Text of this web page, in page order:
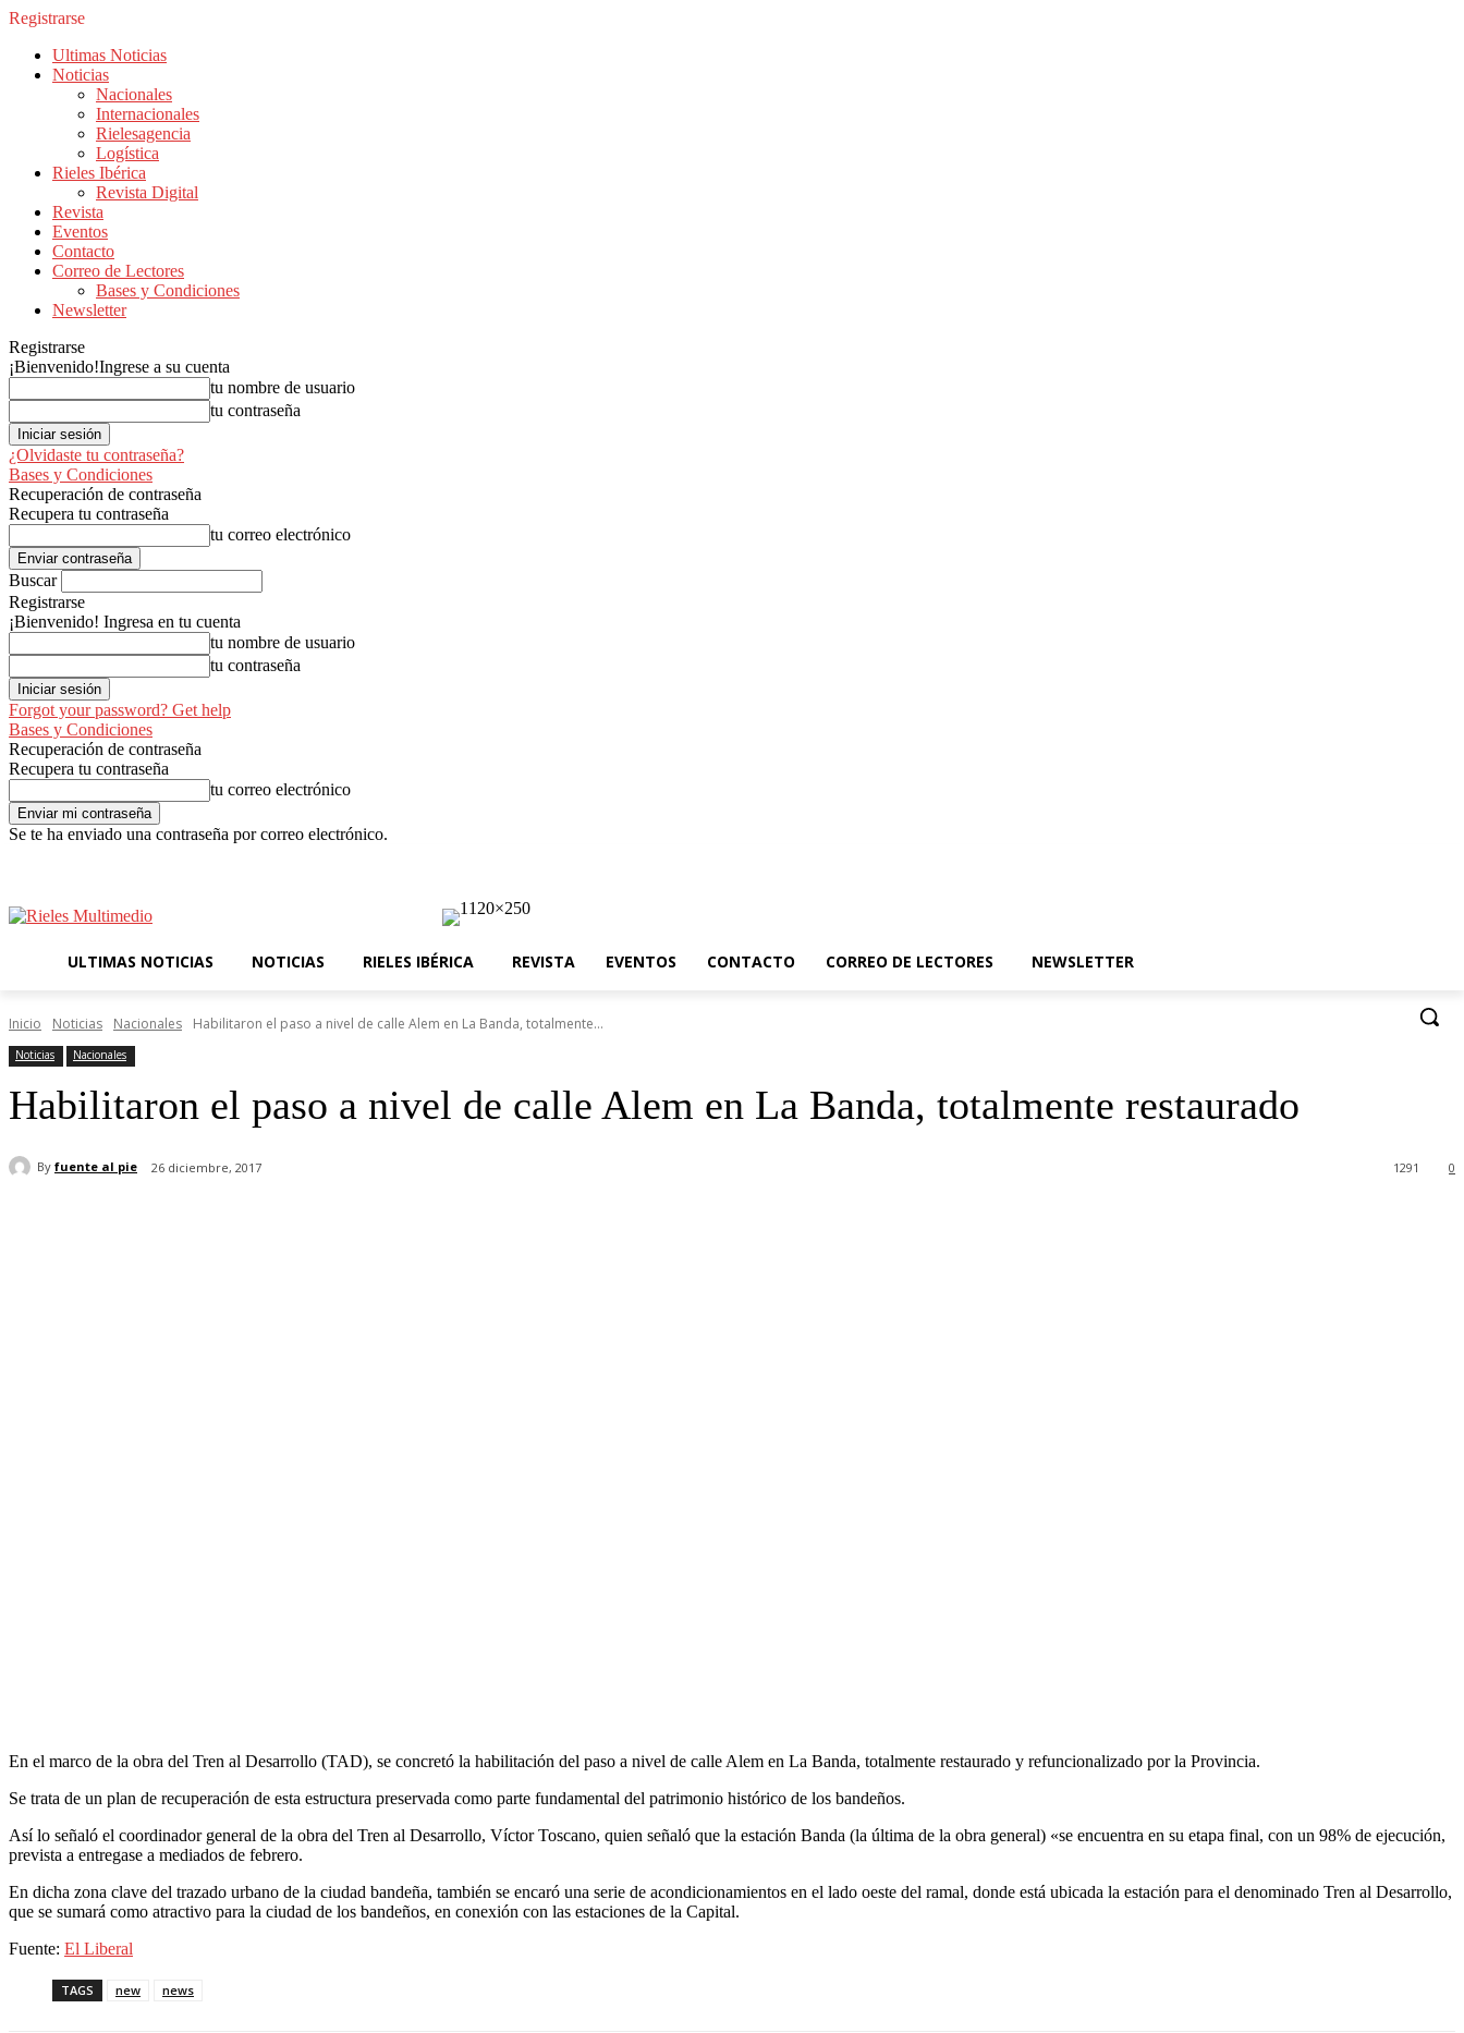
Registrarse
Ultimas Noticias
Noticias
Nacionales
Internacionales
Rielesagencia
Logística
Rieles Ibérica
Revista Digital
Revista
Eventos
Contacto
Correo de Lectores
Bases y Condiciones
Newsletter
Registrarse
¡Bienvenido!Ingrese a su cuenta
tu nombre de usuario
tu contraseña
¿Olvidaste tu contraseña?
Bases y Condiciones
Recuperación de contraseña
Recupera tu contraseña
tu correo electrónico
Buscar
Registrarse
¡Bienvenido! Ingresa en tu cuenta
tu nombre de usuario
tu contraseña
Forgot your password? Get help
Bases y Condiciones
Recuperación de contraseña
Recupera tu contraseña
tu correo electrónico
Se te ha enviado una contraseña por correo electrónico.
ULTIMAS NOTICIAS NOTICIAS RIELES IBÉRICA REVISTA EVENTOS CONTACTO CORREO DE LECTORES NEWSLETTER
Inicio Noticias Nacionales Habilitaron el paso a nivel de calle Alem en La Banda, totalmente...
Noticias Nacionales
Habilitaron el paso a nivel de calle Alem en La Banda, totalmente restaurado
By fuente al pie 26 diciembre, 2017 0
1291
En el marco de la obra del Tren al Desarrollo (TAD), se concretó la habilitación del paso a nivel de calle Alem en La Banda, totalmente restaurado y refuncionalizado por la Provincia.
Se trata de un plan de recuperación de esta estructura preservada como parte fundamental del patrimonio histórico de los bandeños.
Así lo señaló el coordinador general de la obra del Tren al Desarrollo, Víctor Toscano, quien señaló que la estación Banda (la última de la obra general) «se encuentra en su etapa final, con un 98% de ejecución,
prevista a entregase a mediados de febrero.
En dicha zona clave del trazado urbano de la ciudad bandeña, también se encaró una serie de acondicionamientos en el lado oeste del ramal, donde está ubicada la estación para el denominado Tren al Desarrollo,
que se sumará como atractivo para la ciudad de los bandeños, en conexión con las estaciones de la Capital.
Fuente: El Liberal
TAGS new news